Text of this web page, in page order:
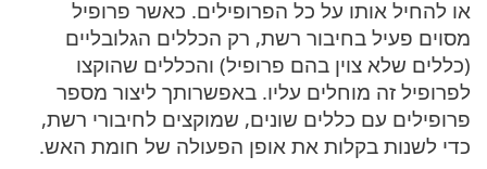
או להחיל אותו על כל הפרופילים. כאשר פרופיל
מסוים פעיל בחיבור רשת, רק הכללים הגלובליים
(כללים שלא צוין בהם פרופיל) והכללים שהוקצו
לפרופיל זה מוחלים עליו. באפשרותך ליצור מספר
פרופילים עם כללים שונים, שמוקצים לחיבורי רשת,
כדי לשנות בקלות את אופן הפעולה של חומת האש.